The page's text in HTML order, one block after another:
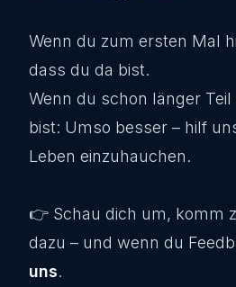
Wenn du zum ersten Mal
dass du da bist.
Wenn du schon länger
bist: Umso besser – hilf
Leben einzuhauchen.
👉 Schau dich um, komm
dazu – und wenn du
uns.